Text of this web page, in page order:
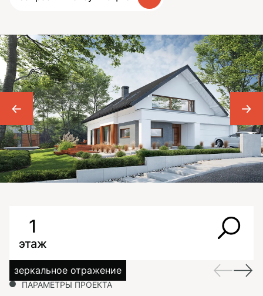
1
этаж
зеркальное отражение
ПАРАМЕТРЫ ПРОЕКТА